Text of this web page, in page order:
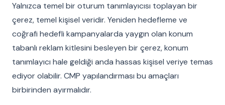
Yalnızca temel bir oturum tanımlayıcısı toplayan bir
çerez, temel kişisel veridir. Yeniden hedefleme ve
coğrafi hedefli kampanyalarda yaygın olan konum
tabanlı reklam kitlesini besleyen bir çerez, konum
tanımlayıcı hale geldiği anda hassas kişisel veriye temas
ediyor olabilir. CMP yapılandırması bu amaçları
birbirinden ayırmalıdır.